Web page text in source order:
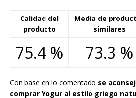
Calidad del
producto
Media de
similares
75.4 % 73.3 %
Con base en lo comentado se
comprar Yogur al estilo griego